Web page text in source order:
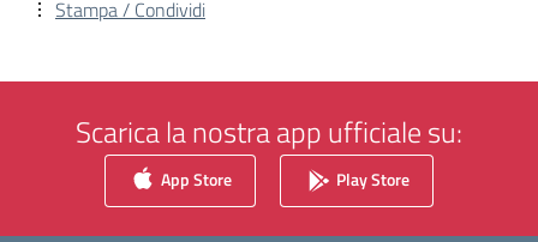
Stampa / Condividi
Scarica la nostra app ufficiale su:
App Store Play Store